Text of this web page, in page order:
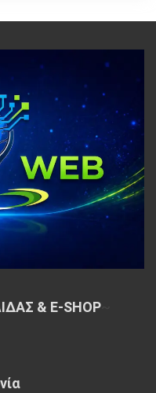
& E-SHOP~